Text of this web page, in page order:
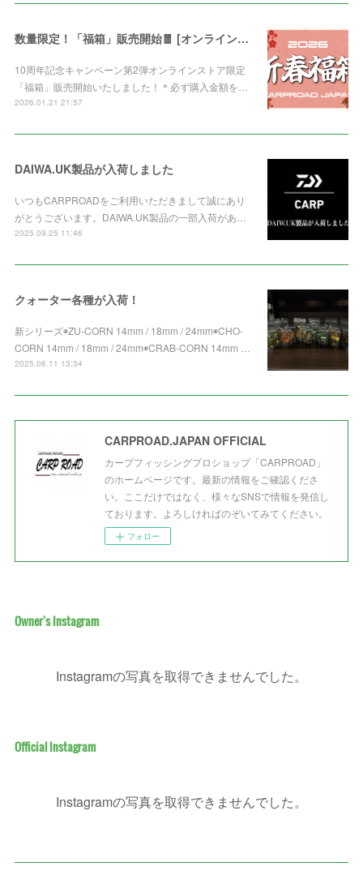
数量限定！「福箱」販売開始🧧 [オンライン限定]
10周年記念キャンペーン第2弾オンラインストア限定
「福箱」販売開始いたしました！＊必ず購入金額を…
2026.01.21 21:57
DAIWA.UK製品が入荷しました
いつもCARPROADをご利用いただきまして誠にあり
がとうございます。DAIWA.UK製品の一部入荷があ…
2025.09.25 11:46
クォーター各種が入荷！
新シリーズ◉ZU-CORN 14mm / 18mm / 24mm◉CHO-
CORN 14mm / 18mm / 24mm◉CRAB-CORN 14mm …
2025.06.11 13:34
CARPROAD.JAPAN OFFICIAL
カープフィッシングプロショップ「CARPROAD」
のホームページです。最新の情報をご確認くださ
い。ここだけではなく、様々なSNSで情報を発信し
ております。よろしければのぞいてみてください。
フォロー
Owner's Instagram
Instagramの写真を取得できませんでした。
Official Instagram
Instagramの写真を取得できませんでした。